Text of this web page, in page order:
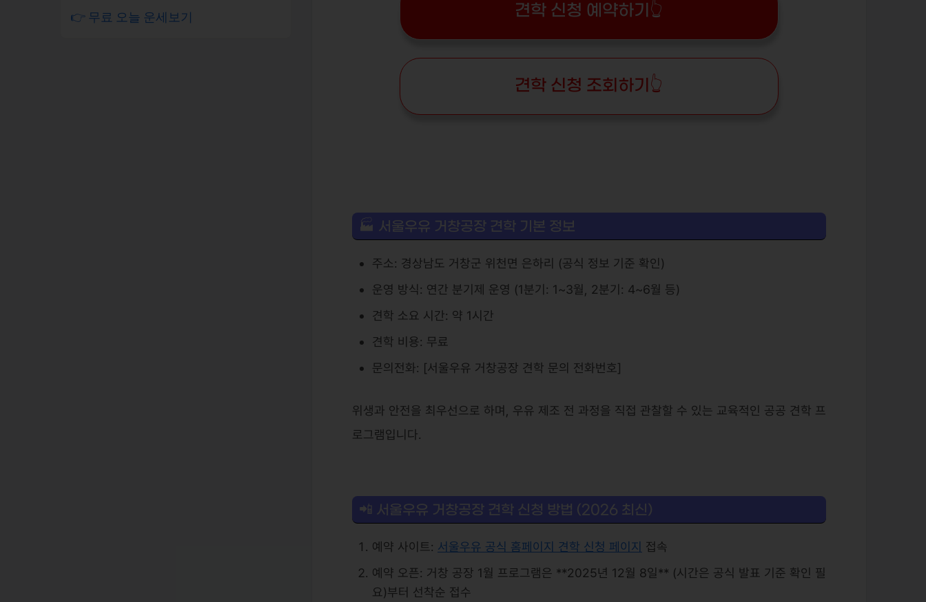
견학 신청 예약하기👆
견학 신청 조회하기👆
🏭 서울우유 거창공장 견학 기본 정보
주소: 경상남도 거창군 위천면 은하리 (공식 정보 기준 확인)
운영 방식: 연간 분기제 운영 (1분기: 1~3월, 2분기: 4~6월 등)
견학 소요 시간: 약 1시간
견학 비용: 무료
문의전화: [서울우유 거창공장 견학 문의 전화번호]
위생과 안전을 최우선으로 하며, 우유 제조 전 과정을 직접 관찰할 수 있는 교육적인 공공 견학 프
로그램입니다.
📲 서울우유 거창공장 견학 신청 방법 (2026 최신)
예약 사이트: 서울우유 공식 홈페이지 견학 신청 페이지 접속
예약 오픈: 거창 공장 1월 프로그램은 **2025년 12월 8일** (시간은 공식 발표 기준 확인 필
요)부터 선착순 접수
👉 무료 오늘 운세보기